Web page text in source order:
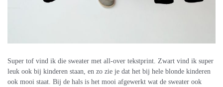
Super tof vind ik die sweater met all-over tekstprint. Zwart vind ik super
leuk ook bij kinderen staan, en zo zie je dat het bij hele blonde kinderen
ook mooi staat. Bij de hals is het mooi afgewerkt wat de sweater ook